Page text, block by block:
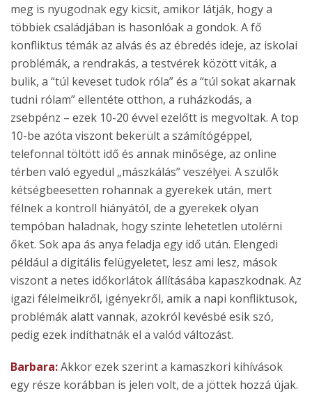
meg is nyugodnak egy kicsit, amikor látják, hogy a
többiek családjában is hasonlóak a gondok. A fő
konfliktus témák az alvás és az ébredés ideje, az iskolai
problémák, a rendrakás, a testvérek között viták, a
bulik, a “túl keveset tudok róla” és a “túl sokat akarnak
tudni rólam” ellentéte otthon, a ruházkodás, a
zsebpénz – ezek 10-20 évvel ezelőtt is megvoltak. A top
10-be azóta viszont bekerült a számítógéppel,
telefonnal töltött idő és annak minősége, az online
térben való egyedül „mászkálás” veszélyei. A szülők
kétségbeesetten rohannak a gyerekek után, mert
félnek a kontroll hiányától, de a gyerekek olyan
tempóban haladnak, hogy szinte lehetetlen utolérni
őket. Sok apa ás anya feladja egy idő után. Elengedi
például a digitális felügyeletet, lesz ami lesz, mások
viszont a netes időkorlátok állításába kapaszkodnak. Az
igazi félelmeikről, igényekről, amik a napi konfliktusok,
problémák alatt vannak, azokról kevésbé esik szó,
pedig ezek indíthatnák el a valód változást.
Barbara:Akkor ezek szerint a kamaszkori kihívások
egy része korábban is jelen volt, de a jöttek hozzá újak.